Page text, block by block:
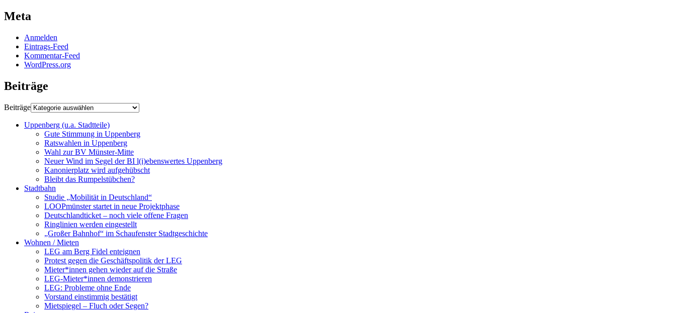
Meta
Anmelden
Eintrags-Feed
Kommentar-Feed
WordPress.org
Beiträge
Beiträge
Uppenberg (u.a. Stadtteile)
Gute Stimmung in Uppenberg
Ratswahlen in Uppenberg
Wahl zur BV Münster-Mitte
Neuer Wind im Segel der BI l(i)ebenswertes Uppenberg
Kanonierplatz wird aufgehübscht
Bleibt das Rumpelstübchen?
Stadtbahn
Studie „Mobilität in Deutschland“
LOOPmünster startet in neue Projektphase
Deutschlandticket – noch viele offene Fragen
Ringlinien werden eingestellt
„Großer Bahnhof“ im Schaufenster Stadtgeschichte
Wohnen / Mieten
LEG am Berg Fidel enteignen
Protest gegen die Geschäftspolitik der LEG
Mieter*innen gehen wieder auf die Straße
LEG-Mieter*innen demonstrieren
LEG: Probleme ohne Ende
Vorstand einstimmig bestätigt
Mietspiegel – Fluch oder Segen?